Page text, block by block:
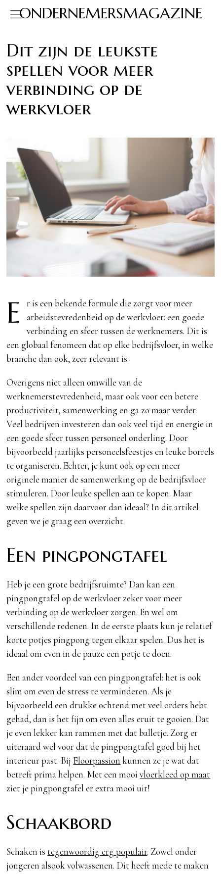
ONDERNEMERSMAGAZINE
Dit zijn de leukste
spellen voor meer
verbinding op de
werkvloer
E
r is een bekende formule die zorgt voor meer
arbeidstevredenheid op de werkvloer: een goede
verbinding en sfeer tussen de werknemers. Dit is
een globaal fenomeen dat op elke bedrijfsvloer, in welke
branche dan ook, zeer relevant is.
Overigens niet alleen omwille van de
werknemerstevredenheid, maar ook voor een betere
productiviteit, samenwerking en ga zo maar verder.
Veel bedrijven investeren dan ook veel tijd en energie in
een goede sfeer tussen personeel onderling. Door
bijvoorbeeld jaarlijks personeelsfeestjes en leuke borrels
te organiseren. Echter, je kunt ook op een meer
originele manier de samenwerking op de bedrijfsvloer
stimuleren. Door leuke spellen aan te kopen. Maar
welke spellen zijn daarvoor dan ideaal? In dit artikel
geven we je graag een overzicht.
Een pingpongtafel
Heb je een grote bedrijfsruimte? Dan kan een
pingpongtafel op de werkvloer zeker voor meer
verbinding op de werkvloer zorgen. En wel om
verschillende redenen. In de eerste plaats kun je relatief
korte potjes pingpong tegen elkaar spelen. Dus het is
ideaal om even in de pauze een potje te doen.
Een ander voordeel van een pingpongtafel: het is ook
slim om even de stress te verminderen. Als je
bijvoorbeeld een drukke ochtend met veel orders hebt
gehad, dan is het fijn om even alles eruit te gooien. Dat
je even lekker kan rammen met dat balletje. Zorg er
uiteraard wel voor dat de pingpongtafel goed bij het
interieur past. Bij Floorpassion kunnen ze je wat dat
betreft prima helpen. Met een mooivloerkleed op maat
ziet je pingpongtafel er extra mooi uit!
Schaakbord
Schaken is tegenwoordig erg populair. Zowel onder
jongeren alsook volwassenen. Dit heeft mede te maken